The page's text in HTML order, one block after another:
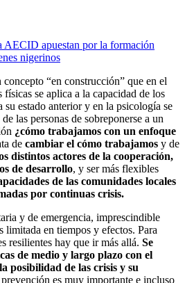
apuestan por la formación
nigerinos
“en construcción” que en el
físicas se aplica a la capacidad de los
su estado anterior y en la psicología se
las personas de sobreponerse a un
¿cómo trabajamos con un enfoque
de cambiar el cómo trabajamos y de
distintos actores de la cooperación,
de desarrollo, y ser más flexibles
de las comunidades locales
por continuas crisis.
y de emergencia, imprescindible
limitada en tiempos y efectos. Para
resilientes hay que ir más allá. Se
de medio y largo plazo con el
posibilidad de las crisis y su
es muy importante e incluso